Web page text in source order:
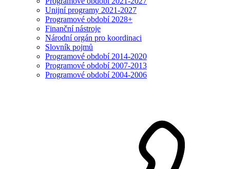
Unijní programy 2021-2027
Programové období 2028+
Finanční nástroje
Národní orgán pro koordinaci
Slovník pojmů
Programové období 2014-2020
Programové období 2007-2013
Programové období 2004-2006